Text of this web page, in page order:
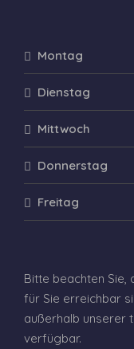
Montag
Dienstag
Mittwoch
Donnerstag
Freitag
Bitte beachten Sie,
für Sie erreichbar
außerhalb unserer
verfügbar.